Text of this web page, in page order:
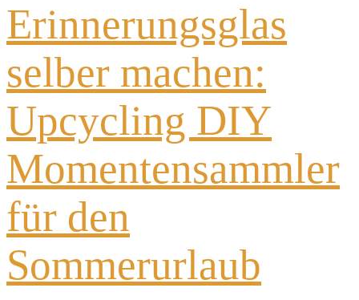
Erinnerungsglas
selber machen:
Upcycling DIY
Momentensammler
für den
Sommerurlaub